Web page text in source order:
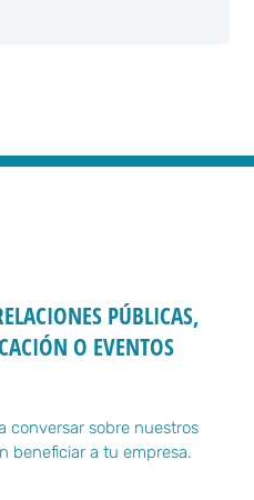
PÚBLICAS,
O EVENTOS
conversar sobre nuestros
beneficiar a tu empresa.